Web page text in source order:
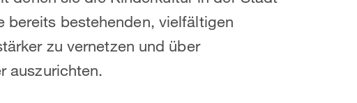
bestehenden, vielfältigen
zu vernetzen und über
auszurichten.